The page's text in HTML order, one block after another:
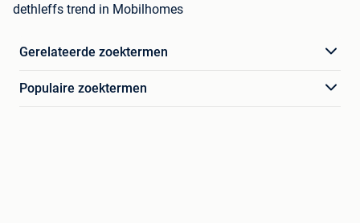
dethleffs trend in Mobilhomes
Gerelateerde zoektermen
Populaire zoektermen